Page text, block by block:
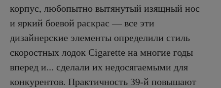
корпус, любопытно вытянутый изящный нос
и яркий боевой раскрас — все эти
дизайнерские элементы определили стиль
скоростных лодок Cigarette на многие годы
вперед и... сделали их недосягаемыми для
конкурентов. Практичность 39-й повышают